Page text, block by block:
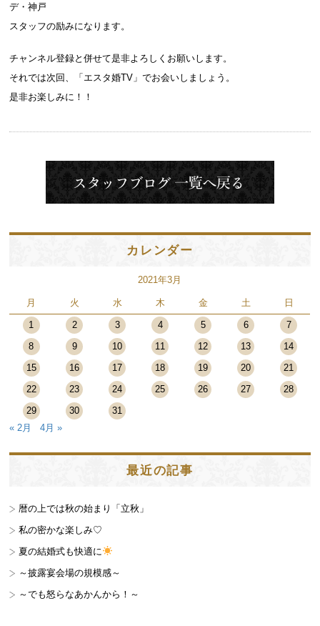
デ・神戸
スタッフの励みになります。
チャンネル登録と併せて是非よろしくお願いします。
それでは次回、「エスタ婚TV」でお会いしましょう。
是非お楽しみに！！
カレンダー
2021年3月
月 火 水 木 金 土 日
1 2 3 4 5 6
7
8
9 10 11 12 13
14
15
16 17 18 19 20
21
22
23 24 25 26 27
28
29
30
31
« 2月
4月 »
最近の記事
暦の上では秋の始まり「立秋」
私の密かな楽しみ♡
夏の結婚式も快適に
～披露宴会場の規模感～
～でも怒らなあかんから！～